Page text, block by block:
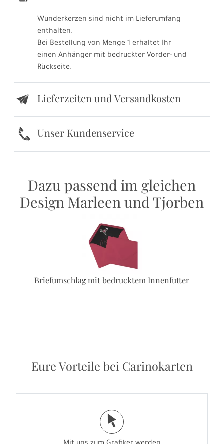
Wunderkerzen sind nicht im Lieferumfang
enthalten.
Bei Bestellung von Menge 1 erhaltet Ihr
einen Anhänger mit bedruckter Vorder- und
Rückseite.
e Lieferzeiten und Versandkosten
k Unser Kundenservice
Dazu passend im gleichen
Design Marleen und Tjorben
Briefumschlag mit bedrucktem Innenfutter
Eure Vorteile bei Carinokarten
j